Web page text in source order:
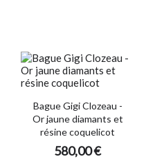
Bague Gigi Clozeau -
Or jaune diamants et
résine coquelicot
580,00 €